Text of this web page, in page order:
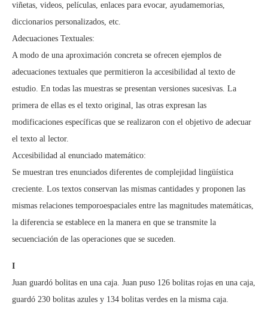
viñetas, videos, películas, enlaces para evocar, ayudamemorias,
diccionarios personalizados, etc.
Adecuaciones Textuales:
A modo de una aproximación concreta se ofrecen ejemplos de
adecuaciones textuales que permitieron la accesibilidad al texto de
estudio. En todas las muestras se presentan versiones sucesivas. La
primera de ellas es el texto original, las otras expresan las
modificaciones específicas que se realizaron con el objetivo de adecuar
el texto al lector.
Accesibilidad al enunciado matemático:
Se muestran tres enunciados diferentes de complejidad lingüística
creciente. Los textos conservan las mismas cantidades y proponen las
mismas relaciones temporoespaciales entre las magnitudes matemáticas,
la diferencia se establece en la manera en que se transmite la
secuenciación de las operaciones que se suceden.
I
Juan guardó bolitas en una caja. Juan puso 126 bolitas rojas en una caja,
guardó 230 bolitas azules y 134 bolitas verdes en la misma caja.